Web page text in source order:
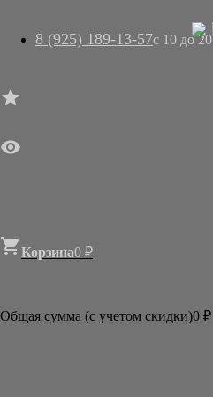

БУМАГА
8 (925) 189-13-57с 10 до 20


Корзина0 ₽
Общая сумма (с учетом скидки)0 ₽